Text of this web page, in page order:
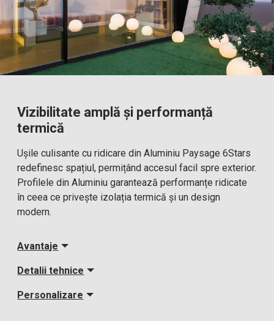
Vizibilitate amplă și performanță
termică
Ușile culisante cu ridicare din Aluminiu Paysage 6Stars
redefinesc spațiul, permițând accesul facil spre exterior.
Profilele din Aluminiu garantează performanțe ridicate
în ceea ce privește izolația termică și un design
modern.
Avantaje
Detalii tehnice
Personalizare